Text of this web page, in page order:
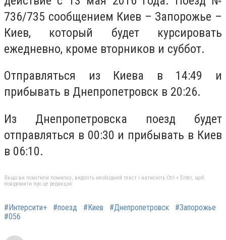
736/735 сообщением Киев – Запорожье –
Киев, который будет курсировать
ежедневно, кроме вторников и суббот.
Отправляться из Киева в 14:49 и
прибывать в Днепропетровск в 20:26.
Из Днепропетровска поезд будет
отправляться в 00:30 и прибывать в Киев
в 06:10.
Якщо ви помітили помилку, виділіть необхідний текст і натисніть Ctrl + Enter, щоб
повідомити про це редакцію
#Интерсити+ #поезд #Киев #Днепропетровск
#Запорожье
#056